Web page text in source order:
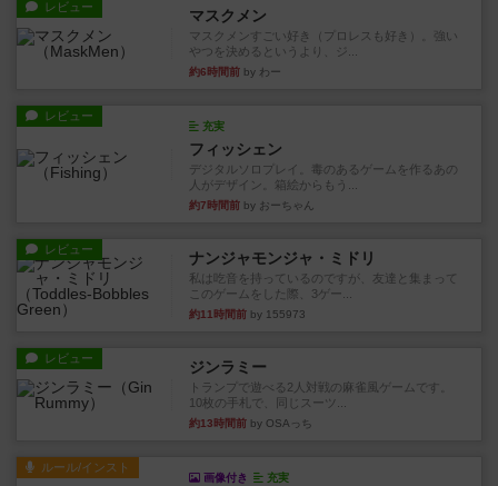
レビュー マスクメン
マスクメンすごい好き（プロレスも好き）。強い
やつを決めるというより、ジ...
約6時間前 by わー
レビュー
充実
フィッシェン
デジタルソロプレイ。毒のあるゲームを作るあの
人がデザイン。箱絵からもう...
約7時間前 by おーちゃん
レビュー ナンジャモンジャ・ミドリ
私は吃音を持っているのですが、友達と集まって
このゲームをした際、3ゲー...
約11時間前 by 155973
レビュー ジンラミー
トランプで遊べる2人対戦の麻雀風ゲームです。
10枚の手札で、同じスーツ...
約13時間前 by OSAっち
ルール/インスト
画像付き 充実